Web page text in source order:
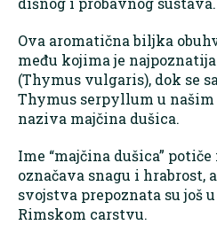
Ova aromatična biljka
među kojima je
(Thymus vulgaris), dok se
Thymus serpyllum u
naziva majčina dušica.
Ime “majčina dušica”
označava snagu i hrabrost,
svojstva prepoznata su još
Rimskom carstvu.